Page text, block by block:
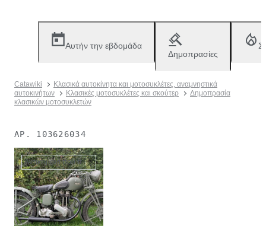
Αυτήν την εβδομάδα
Δημοπρασίες
Catawiki
Κλασικά αυτοκίνητα και μοτοσυκλέτες, αναμνηστικά
αυτοκινήτων
Κλασικές μοτοσυκλέτες και σκούτερ
Δημοπρασία
κλασικών μοτοσυκλετών
ΑΡ. 103626034
Αντικείμενα που πωλήθηκαν